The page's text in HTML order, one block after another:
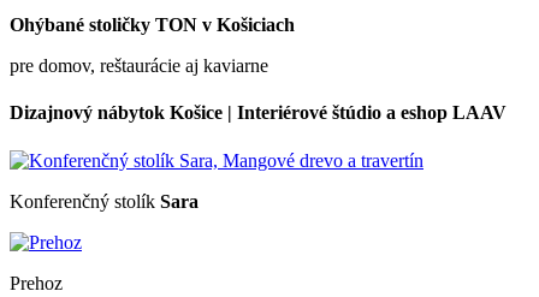
Ohýbané stoličky TON v Košiciach
pre domov, reštaurácie aj kaviarne
Dizajnový nábytok Košice | Interiérové štúdio a eshop LAAV
Konferenčný stolík Sara
Prehoz